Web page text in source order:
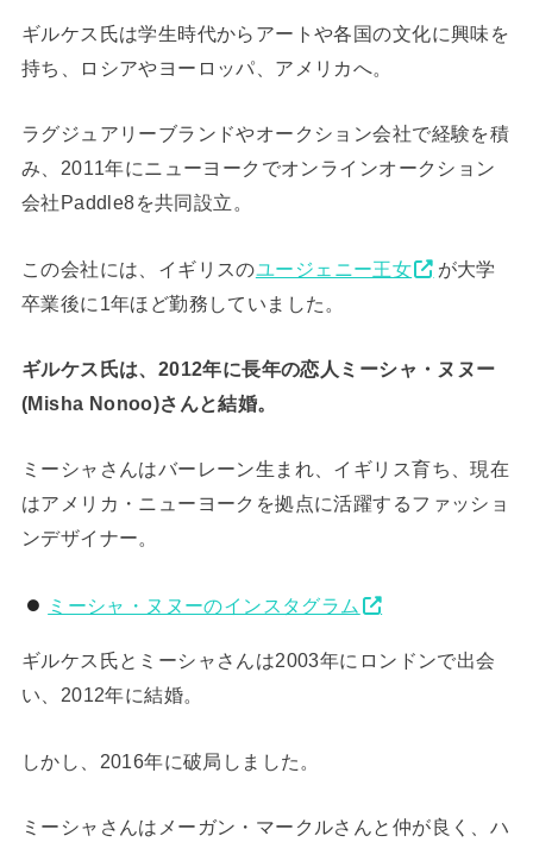
ギルケス氏は学生時代からアートや各国の文化に興味を
持ち、ロシアやヨーロッパ、アメリカへ。
ラグジュアリーブランドやオークション会社で経験を積
み、2011年にニューヨークでオンラインオークション
会社Paddle8を共同設立。
この会社には、イギリスのユージェニー王女
が大学
卒業後に1年ほど勤務していました。
ギルケス氏は、2012年に長年の恋人ミーシャ・ヌヌー
(Misha Nonoo)さんと結婚。
ミーシャさんはバーレーン生まれ、イギリス育ち、現在
はアメリカ・ニューヨークを拠点に活躍するファッショ
ンデザイナー。
ミーシャ・ヌヌーのインスタグラム
ギルケス氏とミーシャさんは2003年にロンドンで出会
い、2012年に結婚。
しかし、2016年に破局しました。
ミーシャさんはメーガン・マークルさんと仲が良く、ハ